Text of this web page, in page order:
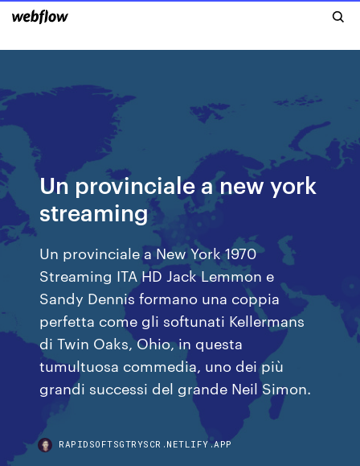
Un provinciale a new york
streaming
Un provinciale a New York 1970
Streaming ITA HD Jack Lemmon e
Sandy Dennis formano una coppia
perfetta come gli softunati Kellermans
di Twin Oaks, Ohio, in questa
tumultuosa commedia, uno dei più
grandi successi del grande Neil Simon.
RAPIDSOFTSGTRYSCR.NETLIFY.APP